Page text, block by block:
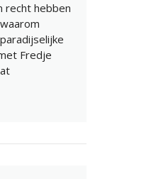
recht hebben
Fredje